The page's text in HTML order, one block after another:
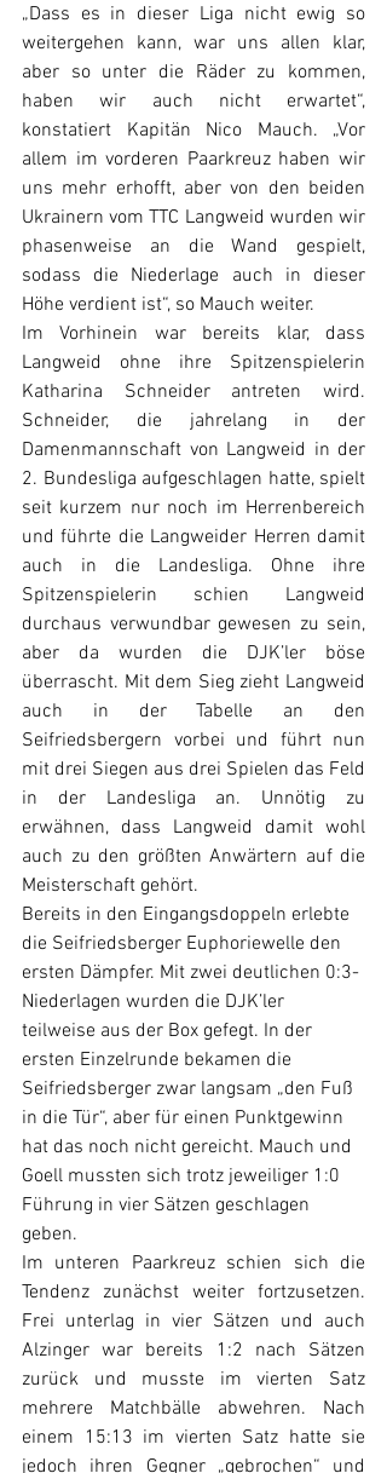
„Dass es in dieser Liga nicht ewig so
weitergehen kann, war uns allen klar,
aber so unter die Räder zu kommen,
haben wir auch nicht erwartet“,
konstatiert Kapitän Nico Mauch. „Vor
allem im vorderen Paarkreuz haben wir
uns mehr erhofft, aber von den beiden
Ukrainern vom TTC Langweid wurden wir
phasenweise an die Wand gespielt,
sodass die Niederlage auch in dieser
Höhe verdient ist“, so Mauch weiter.
Im Vorhinein war bereits klar, dass
Langweid ohne ihre Spitzenspielerin
Katharina Schneider antreten wird.
Schneider, die jahrelang in der
Damenmannschaft von Langweid in der
2. Bundesliga aufgeschlagen hatte, spielt
seit kurzem nur noch im Herrenbereich
und führte die Langweider Herren damit
auch in die Landesliga. Ohne ihre
Spitzenspielerin schien Langweid
durchaus verwundbar gewesen zu sein,
aber da wurden die DJK’ler böse
überrascht. Mit dem Sieg zieht Langweid
auch in der Tabelle an den
Seifriedsbergern vorbei und führt nun
mit drei Siegen aus drei Spielen das Feld
in der Landesliga an. Unnötig zu
erwähnen, dass Langweid damit wohl
auch zu den größten Anwärtern auf die
Meisterschaft gehört.
Bereits in den Eingangsdoppeln erlebte
die Seifriedsberger Euphoriewelle den
ersten Dämpfer. Mit zwei deutlichen 0:3-
Niederlagen wurden die DJK’ler
teilweise aus der Box gefegt. In der
ersten Einzelrunde bekamen die
Seifriedsberger zwar langsam „den Fuß
in die Tür“, aber für einen Punktgewinn
hat das noch nicht gereicht. Mauch und
Goell mussten sich trotz jeweiliger 1:0
Führung in vier Sätzen geschlagen
geben.
Im unteren Paarkreuz schien sich die
Tendenz zunächst weiter fortzusetzen.
Frei unterlag in vier Sätzen und auch
Alzinger war bereits 1:2 nach Sätzen
zurück und musste im vierten Satz
mehrere Matchbälle abwehren. Nach
einem 15:13 im vierten Satz hatte sie
jedoch ihren Gegner „gebrochen“ und